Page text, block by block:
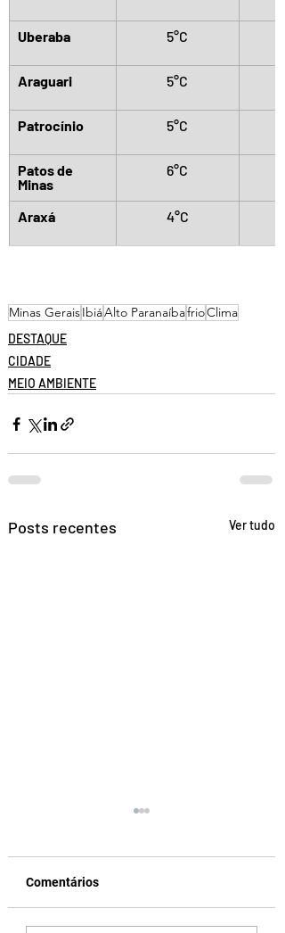
Uberaba 5°C
Araguari 5°C
Patrocínio 5°C
Patos de
Minas
6°C
Araxá 4°C
Minas GeraisIbiáAlto ParanaíbafrioClima
DESTAQUE
CIDADE
MEIO AMBIENTE
Posts recentes Ver tudo
Comentários